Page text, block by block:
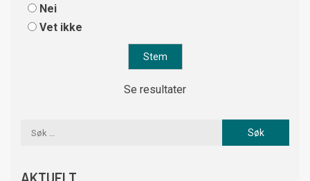
Nei
Vet ikke
Se resultater
AKTUELT